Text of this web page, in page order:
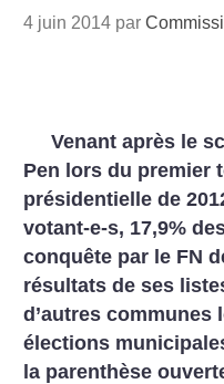
4 juin 2014 par
Venant après le
Pen lors du premier
présidentielle de
votant-e-s, 17,9%
conquête par le FN
résultats de ses
d’autres communes
élections
la parenthèse